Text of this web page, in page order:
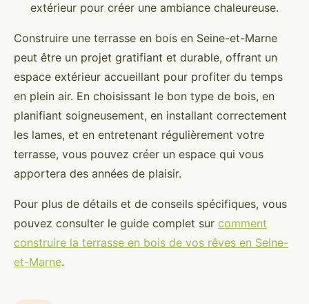
extérieur pour créer une ambiance chaleureuse.
Construire une terrasse en bois en Seine-et-Marne
peut être un projet gratifiant et durable, offrant un
espace extérieur accueillant pour profiter du temps
en plein air. En choisissant le bon type de bois, en
planifiant soigneusement, en installant correctement
les lames, et en entretenant régulièrement votre
terrasse, vous pouvez créer un espace qui vous
apportera des années de plaisir.
Pour plus de détails et de conseils spécifiques, vous
pouvez consulter le guide complet sur comment
construire la terrasse en bois de vos rêves en Seine-
et-Marne.